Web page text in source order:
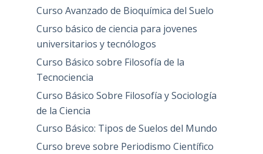
Curso Avanzado de Bioquímica del Suelo
Curso básico de ciencia para jovenes
universitarios y tecnólogos
Curso Básico sobre Filosofía de la
Tecnociencia
Curso Básico Sobre Filosofía y Sociología
de la Ciencia
Curso Básico: Tipos de Suelos del Mundo
Curso breve sobre Periodismo Científico